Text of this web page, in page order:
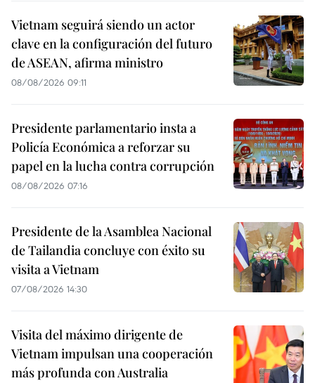
Vietnam seguirá siendo un actor
clave en la configuración del futuro
de ASEAN, afirma ministro
08/08/2026 09:11
Presidente parlamentario insta a
Policía Económica a reforzar su
papel en la lucha contra corrupción
08/08/2026 07:16
Presidente de la Asamblea Nacional
de Tailandia concluye con éxito su
visita a Vietnam
07/08/2026 14:30
Visita del máximo dirigente de
Vietnam impulsan una cooperación
más profunda con Australia